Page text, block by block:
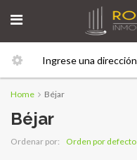
Home Béjar
Béjar
Ordenar por: Orden por defecto